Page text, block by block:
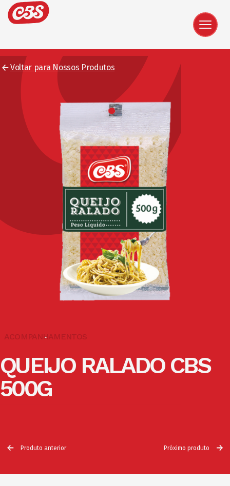
Produto anterior
Voltar para Nossos Produtos
ACOMPANHAMENTOS
QUEIJO RALADO CBS
500G
Próximo produto